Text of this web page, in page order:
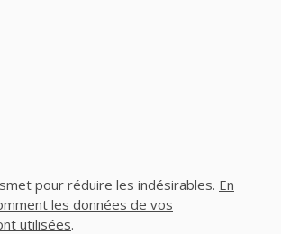
pour réduire les indésirables. En
les données de vos
utilisées.